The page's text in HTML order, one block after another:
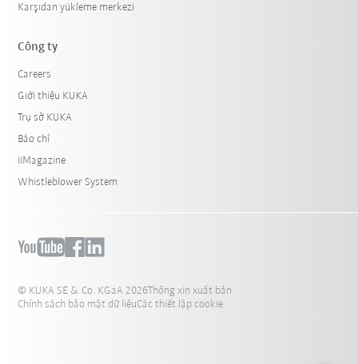
Karşıdan yükleme merkezi
Công ty
Careers
Giới thiệu KUKA
Trụ sở KUKA
Báo chí
iiMagazine
Whistleblower System
© KUKA SE & Co. KGaA 2026Thông xin xuất bản
Chính sách bảo mật dữ liệuCác thiết lập cookie